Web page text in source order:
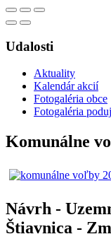
Udalosti
Aktuality
Kalendár akcií
Fotogaléria obce
Fotogaléria
Komunálne
Návrh -
Štiavnica -